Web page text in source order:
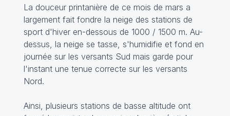
La douceur printanière de ce mois de mars a
largement fait fondre la neige des stations de
sport d'hiver en-dessous de 1000 / 1500 m. Au-
dessus, la neige se tasse, s'humidifie et fond en
journée sur les versants Sud mais garde pour
l'instant une tenue correcte sur les versants
Nord.
Ainsi, plusieurs stations de basse altitude ont